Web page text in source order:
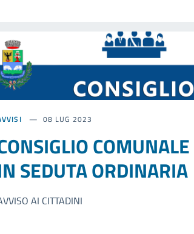
08 LUG 2023
COMUNALE
SEDUTA ORDINARIA
AI CITTADINI